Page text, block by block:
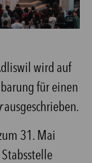
wird auf
für einen
ausgeschrieben.
31. Mai